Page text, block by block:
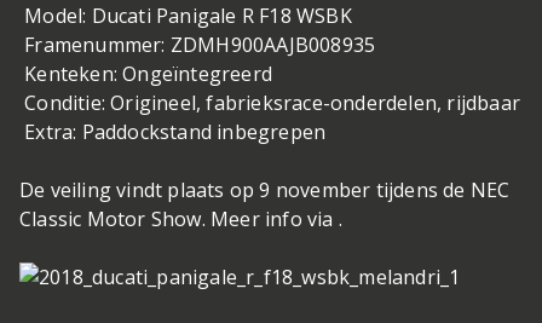
Model: Ducati Panigale R F18 WSBK
Framenummer: ZDMH900AAJB008935
Kenteken: Ongeïntegreerd
Conditie: Origineel, fabrieksrace-onderdelen, rijdbaar
Extra: Paddockstand inbegrepen
De veiling vindt plaats op 9 november tijdens de NEC
Classic Motor Show. Meer info via .